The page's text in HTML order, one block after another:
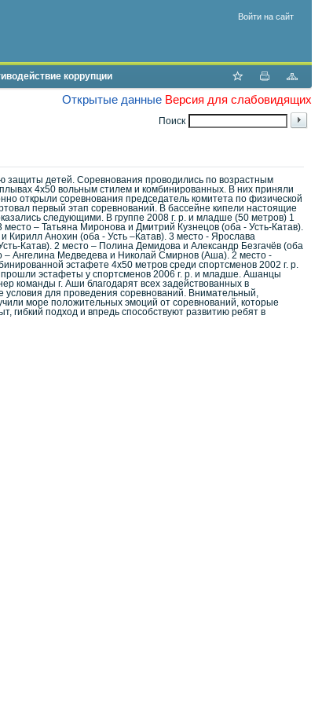
Войти на сайт
коррупции
Открытые данные Версия для слабовидящих
Поиск
защиты детей. Соревнования проводились по возрастным
4х50 вольным стилем и комбинированных. В них приняли
открыли соревнования председатель комитета по физической
первый этап соревнований. В бассейне кипели настоящие
следующими. В группе 2008 г. р. и младше (50 метров) 1
– Татьяна Миронова и Дмитрий Кузнецов (оба - Усть-Катав).
Анохин (оба - Усть –Катав). 3 место - Ярослава
Катав). 2 место – Полина Демидова и Александр Безгачёв (оба
– Ангелина Медведева и Николай Смирнов (Аша). 2 место -
эстафете 4х50 метров среди спортсменов 2002 г. р.
эстафеты у спортсменов 2006 г. р. и младше. Ашанцы
команды г. Аши благодарят всех задействованных в
для проведения соревнований. Внимательный,
море положительных эмоций от соревнований, которые
подход и впредь способствуют развитию ребят в